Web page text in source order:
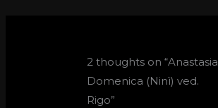
2 thoughts on “Anastasia
Domenica (Ninì) ved.
Rigo”